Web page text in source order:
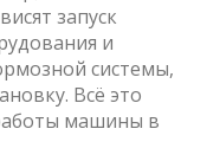
запуск
и
системы,
. Всё это
машины в